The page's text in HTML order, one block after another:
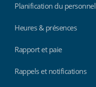
Planification du personnel
Heures & présences
Rapport et paie
Rappels et notifications